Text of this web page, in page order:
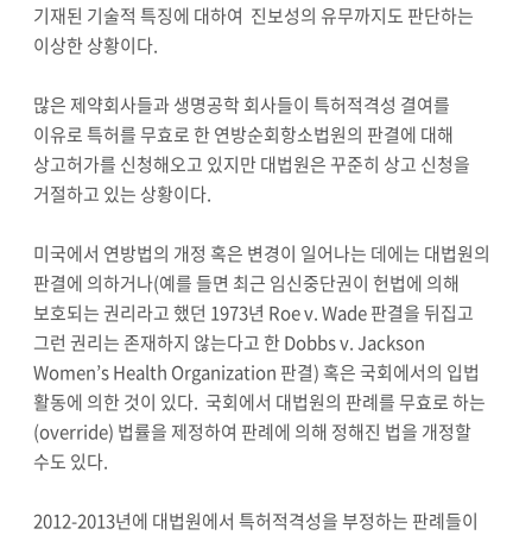
기재된 기술적 특징에 대하여 진보성의 유무까지도 판단하는
이상한 상황이다.
많은 제약회사들과 생명공학 회사들이 특허적격성 결여를
이유로 특허를 무효로 한 연방순회항소법원의 판결에 대해
상고허가를 신청해오고 있지만 대법원은 꾸준히 상고 신청을
거절하고 있는 상황이다.
미국에서 연방법의 개정 혹은 변경이 일어나는 데에는 대법원의
판결에 의하거나(예를 들면 최근 임신중단권이 헌법에 의해
보호되는 권리라고 했던 1973년 Roe v. Wade 판결을 뒤집고
그런 권리는 존재하지 않는다고 한 Dobbs v. Jackson
Women’s Health Organization 판결) 혹은 국회에서의 입법
활동에 의한 것이 있다. 국회에서 대법원의 판례를 무효로 하는
(override) 법률을 제정하여 판례에 의해 정해진 법을 개정할
수도 있다.
2012-2013년에 대법원에서 특허적격성을 부정하는 판례들이